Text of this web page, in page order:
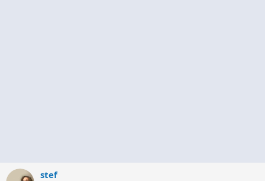
stef